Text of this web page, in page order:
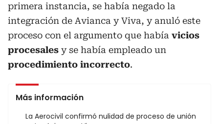
primera instancia, se había negado la
integración de Avianca y Viva, y anuló este
proceso con el argumento que había vicios
procesales y se había empleado un
procedimiento incorrecto.
Más información
La Aerocivil confirmó nulidad de proceso de unión